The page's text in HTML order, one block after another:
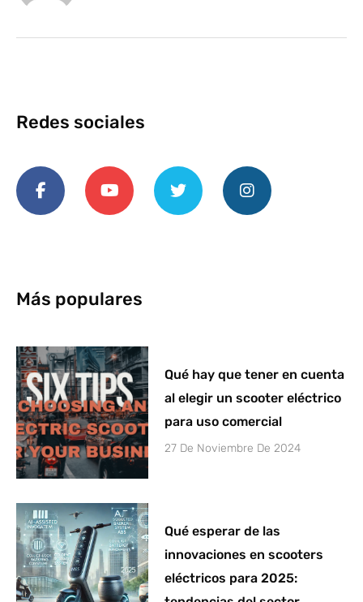
Redes sociales
a
c
e
b
-
f
o
u
u
w
i
t
n
s
a
Más populares
Qué hay que tener en cuenta
al elegir un scooter eléctrico
para uso comercial
27 De Noviembre De 2024
Qué esperar de las
innovaciones en scooters
eléctricos para 2025: